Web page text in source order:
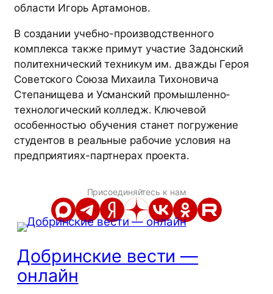
области Игорь Артамонов.
В создании учебно-производственного
комплекса также примут участие Задонский
политехнический техникум им. дважды Героя
Советского Союза Михаила Тихоновича
Степанищева и Усманский промышленно-
технологический колледж. Ключевой
особенностью обучения станет погружение
студентов в реальные рабочие условия на
предприятиях-партнерах проекта.
Присоединяйтесь к нам
Добринские вести —
онлайн